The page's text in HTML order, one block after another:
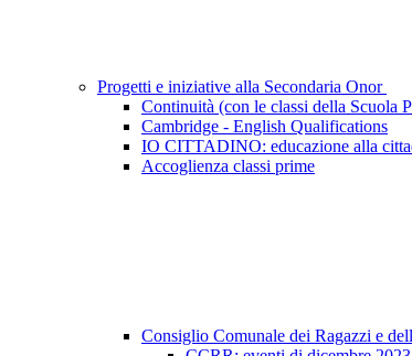
Progetti e iniziative alla Secondaria Onor
Continuità (con le classi della Scuola
Cambridge - English Qualifications
IO CITTADINO: educazione alla
Accoglienza classi prime
Consiglio Comunale dei Ragazzi e